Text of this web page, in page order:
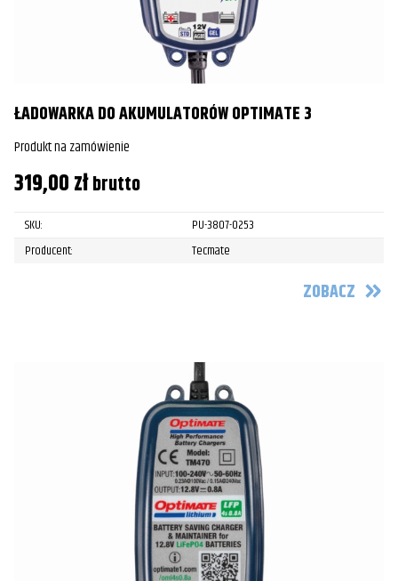
ŁADOWARKA DO AKUMULATORÓW OPTIMATE 3
Produkt na zamówienie
319,00złbrutto
SKU:
PU-3807-0253
Producent:
Tecmate
ZOBACZ